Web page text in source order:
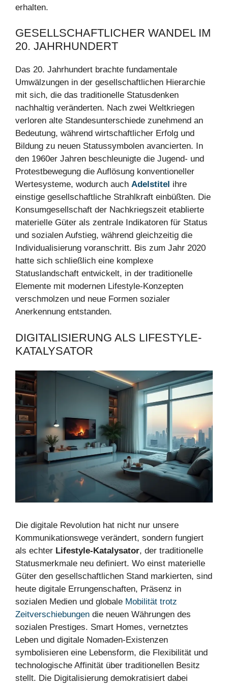
erhalten.
GESELLSCHAFTLICHER WANDEL IM
20. JAHRHUNDERT
Das 20. Jahrhundert brachte fundamentale
Umwälzungen in der gesellschaftlichen Hierarchie
mit sich, die das traditionelle Statusdenken
nachhaltig veränderten. Nach zwei Weltkriegen
verloren alte Standesunterschiede zunehmend an
Bedeutung, während wirtschaftlicher Erfolg und
Bildung zu neuen Statussymbolen avancierten. In
den 1960er Jahren beschleunigte die Jugend- und
Protestbewegung die Auflösung konventioneller
Wertesysteme, wodurch auch Adelstitel ihre
einstige gesellschaftliche Strahlkraft einbüßten. Die
Konsumgesellschaft der Nachkriegszeit etablierte
materielle Güter als zentrale Indikatoren für Status
und sozialen Aufstieg, während gleichzeitig die
Individualisierung voranschritt. Bis zum Jahr 2020
hatte sich schließlich eine komplexe
Statuslandschaft entwickelt, in der traditionelle
Elemente mit modernen Lifestyle-Konzepten
verschmolzen und neue Formen sozialer
Anerkennung entstanden.
DIGITALISIERUNG ALS LIFESTYLE-
KATALYSATOR
Die digitale Revolution hat nicht nur unsere
Kommunikationswege verändert, sondern fungiert
als echter Lifestyle-Katalysator, der traditionelle
Statusmerkmale neu definiert. Wo einst materielle
Güter den gesellschaftlichen Stand markierten, sind
heute digitale Errungenschaften, Präsenz in
sozialen Medien und globale Mobilität trotz
Zeitverschiebungen die neuen Währungen des
sozialen Prestiges. Smart Homes, vernetztes
Leben und digitale Nomaden-Existenzen
symbolisieren eine Lebensform, die Flexibilität und
technologische Affinität über traditionellen Besitz
stellt. Die Digitalisierung demokratisiert dabei